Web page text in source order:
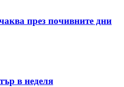
през почивните дни
в неделя